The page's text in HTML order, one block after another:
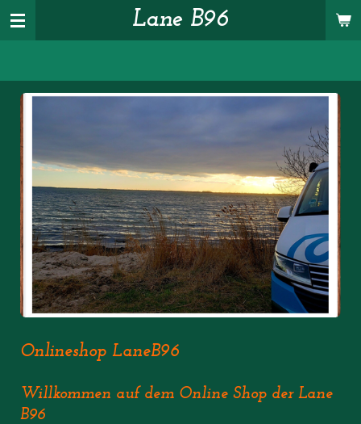
Zum
Hauptinhalt
Lane B96
Onlineshop LaneB96
Willkommen auf dem Online Shop der Lane
B96